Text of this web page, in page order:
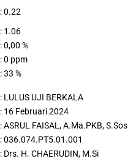
: 0.22
: 1.06
: 0,00 %
: 0 ppm
: 33 %
: LULUS UJI BERKALA
: 16 Februari 2024
:ASRUL FAISAL, A.Ma.PKB, S.Sos
:036.074.PT5.01.001
: Drs. H. CHAERUDIN, M.Si